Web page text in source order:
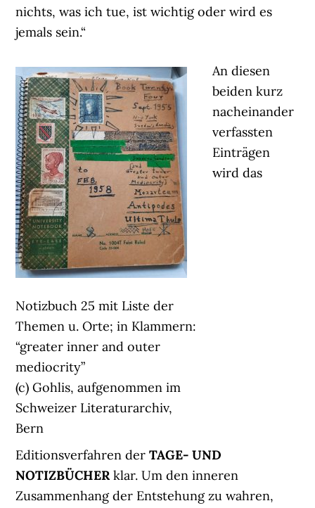
nichts, was ich tue, ist wichtig oder wird es
jemals sein.“
Notizbuch 25 mit Liste der
Themen u. Orte; in Klammern:
“greater inner and outer
mediocrity”
(c) Gohlis, aufgenommen im
Schweizer Literaturarchiv,
Bern
An diesen
beiden kurz
nacheinander
verfassten
Einträgen
wird das
Editionsverfahren derTAGE- UND
NOTIZBÜCHERklar. Um den inneren
Zusammenhang der Entstehung zu wahren,